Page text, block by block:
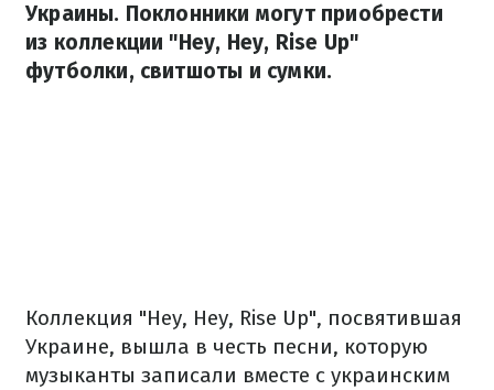
Украины. Поклонники могут приобрести
из коллекции "Hey, Hey, Rise Up"
футболки, свитшоты и сумки.
Коллекция "Hey, Hey, Rise Up", посвятившая
Украине, вышла в честь песни, которую
музыканты записали вместе с украинским